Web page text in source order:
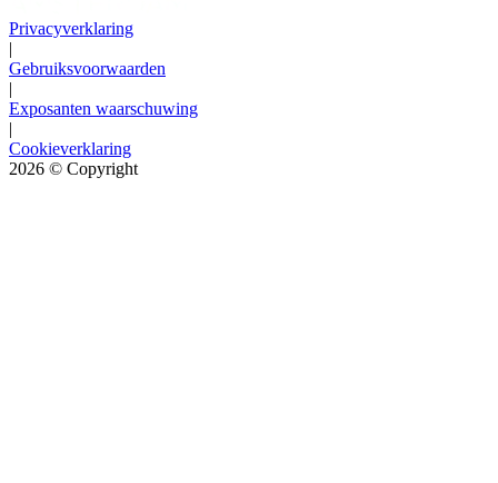
Privacyverklaring
|
Gebruiksvoorwaarden
|
Exposanten waarschuwing
|
Cookieverklaring
2026 © Copyright